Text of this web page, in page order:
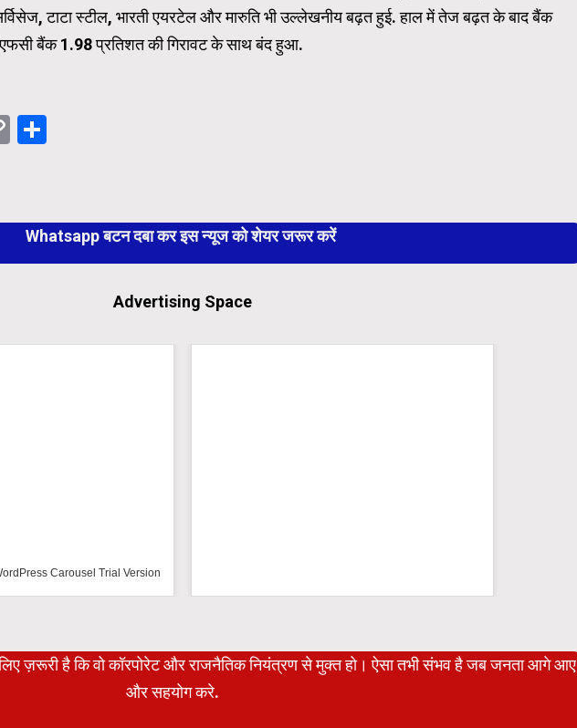
टाटा स्टील, भारती एयरटेल और मारुति भी उल्लेखनीय बढ़त हुई. हाल में तेज बढ़त के बाद बैंक
बैंक 1.98 प्रतिशत की गिरावट के साथ बंद हुआ.
Copy
Whatsapp बटन दबा कर इस न्यूज को शेयर जरूर करें
Advertising Space
Carousel Trial Version
ज़रूरी है कि वो कॉरपोरेट और राजनैतिक नियंत्रण से मुक्त हो। ऐसा तभी संभव है जब जनता आगे आए
और सहयोग करे.